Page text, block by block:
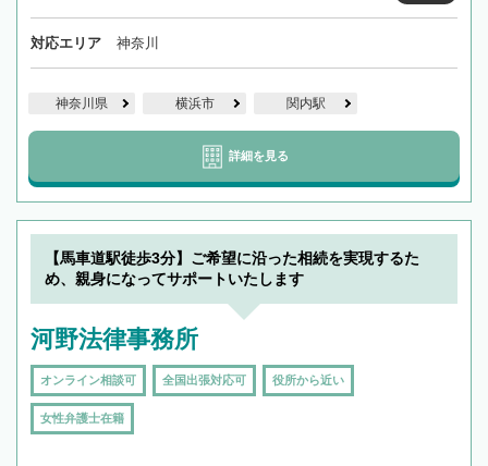
対応エリア 神奈川
神奈川県 横浜市 関内駅
詳細を見る
【馬車道駅徒歩3分】ご希望に沿った相続を実現するた
め、親身になってサポートいたします
河野法律事務所
オンライン相談可 全国出張対応可 役所から近い
女性弁護士在籍